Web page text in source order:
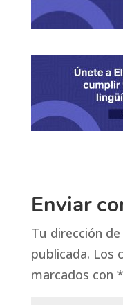
Enviar
Tu dirección
publicada. Los
marcados con *